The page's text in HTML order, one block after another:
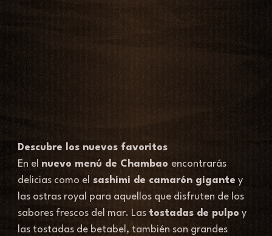
Descubre los nuevos favoritos
En el nuevo menú de Chambao encontrarás
delicias como el sashimi de camarón gigante y
las ostras royal para aquellos que disfruten de los
sabores frescos del mar. Las tostadas de pulpo y
las tostadas de betabel, también son grandes